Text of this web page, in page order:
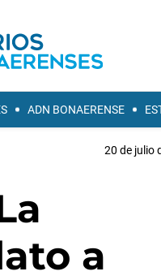
ADN BONAERENSE
20 de julio
a